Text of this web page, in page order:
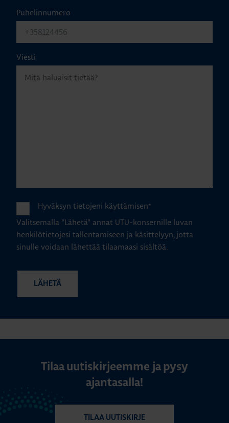
Puhelinnumero
Viesti
Hyväksyn tietojeni käyttämisen*
Valitsemalla "Lähetä" annat UTU-konsernille luvan
henkilötietojesi tallentamiseen ja käsittelyyn, jotta
sinulle voidaan lähettää tilaamaasi sisältöä.
Tilaa uutiskirjeemme ja pysy
ajantasalla!
TILAA UUTISKIRJE